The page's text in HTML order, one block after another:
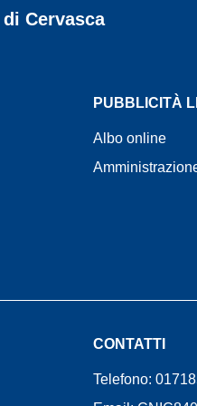
Cervasca
PUBBLICITÀ
Albo online
CONTATTI
Telefono: